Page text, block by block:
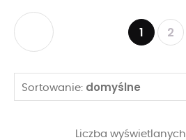
1 2
Sortowanie: domyślne
Liczba wyświetlanych